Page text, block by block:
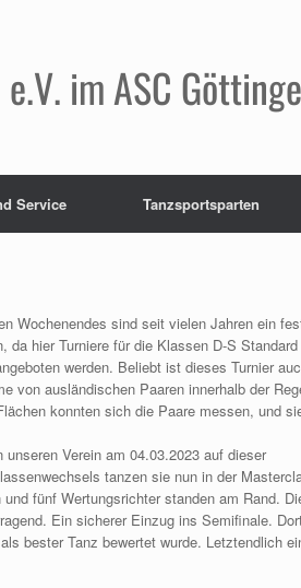
im ASC
Service Tanzsportsparten
Wochenendes sind seit vielen Jahren ein
da hier Turniere für die Klassen D-S
werden. Beliebt ist dieses Turnier
von ausländischen Paaren innerhalb der
konnten sich die Paare messen, und
Verein am 04.03.2023 auf dieser
tanzen sie nun in der
fünf Wertungsrichter standen am Rand.
Ein sicherer Einzug ins Semifinale.
bester Tanz bewertet wurde. Letztendlich